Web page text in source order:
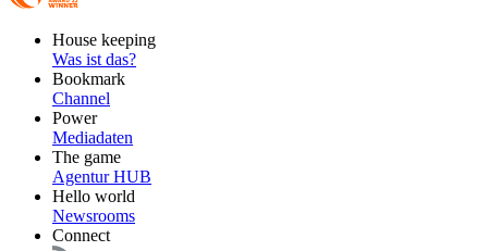
FooterHouse keeping
Was ist das?
Bookmark
Channel
Power
Mediadaten
The game
Agentur HUB
Hello world
Newsrooms
Connect